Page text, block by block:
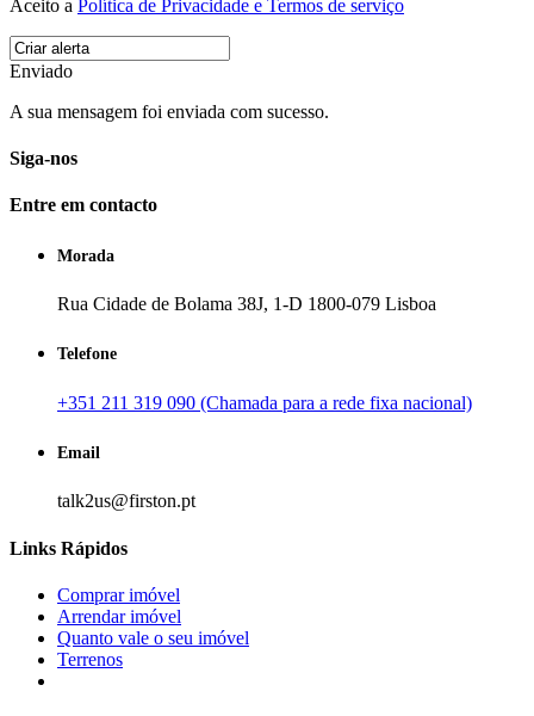
Aceito a Política de Privacidade e Termos de serviço
Enviado
A sua mensagem foi enviada com sucesso.
Siga-nos
Entre em contacto
Morada
Rua Cidade de Bolama 38J, 1-D 1800-079 Lisboa
Telefone
+351 211 319 090 (Chamada para a rede fixa nacional)
Email
talk2us@firston.pt
Links Rápidos
Comprar imóvel
Arrendar imóvel
Quanto vale o seu imóvel
Terrenos